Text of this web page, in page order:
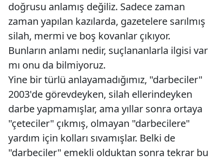
doğrusu anlamış değiliz. Sadece zaman
zaman yapılan kazılarda, gazetelere sarılmış
silah, mermi ve boş kovanlar çıkıyor.
Bunların anlamı nedir, suçlananlarla ilgisi var
mı onu da bilmiyoruz.
Yine bir türlü anlayamadığımız, "darbeciler"
2003'de görevdeyken, silah ellerindeyken
darbe yapmamışlar, ama yıllar sonra ortaya
"çeteciler" çıkmış, olmayan "darbecilere"
yardım için kolları sıvamışlar. Belki de
"darbeciler" emekli olduktan sonra tekrar bu